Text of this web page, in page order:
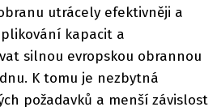
utrácely efektivněji a
kapacit a
silnou evropskou obrannou
K tomu je nezbytná
požadavků a menší závislost